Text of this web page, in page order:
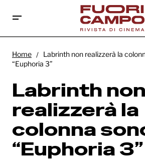
di “Euphoria 3”
Home
Labrinth non realizzerà la
“Euphoria 3”
Labrinth non
realizzerà la
colonna
“Euphoria 3”